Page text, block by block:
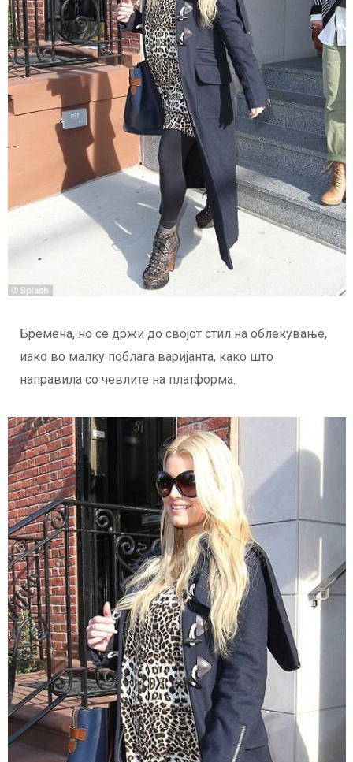
Бремена, но се држи до својот стил на облекување,
иако во малку поблага варијанта, како што
направила со чевлите на платформа.